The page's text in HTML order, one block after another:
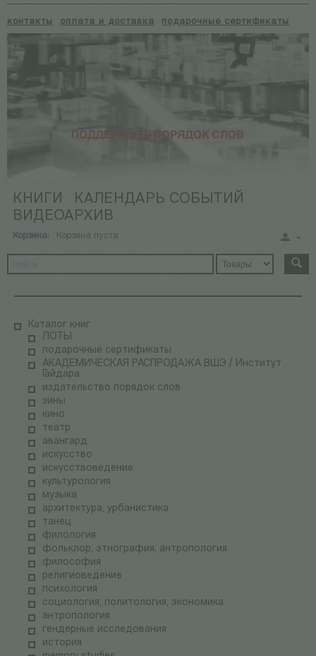
контакты оплата и доставка подарочные сертификаты
КНИГИ
КАЛЕНДАРЬ СОБЫТИЙ
ВИДЕОАРХИВ
Корзина: Корзина пуста
Каталог книг
ЛОТЫ
подарочные сертификаты
АКАДЕМИЧЕСКАЯ РАСПРОДАЖА ВШЭ / Институт
Гайдара
издательство порядок слов
зины
кино
театр
авангард
искусство
искусствоведение
культурология
музыка
архитектура, урбанистика
танец
филология
фольклор, этнография, антропология
философия
религиоведение
психология
социология, политология, экономика
антропология
гендерные исследования
история